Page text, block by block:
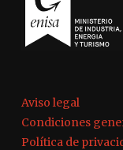
Aviso legal
Condiciones
Política de